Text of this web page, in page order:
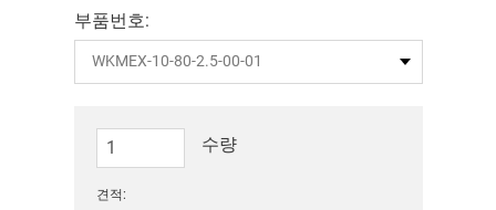
부품번호:
수량
견적: